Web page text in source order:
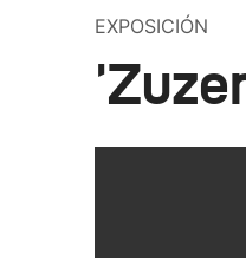
EXPOSICIÓN